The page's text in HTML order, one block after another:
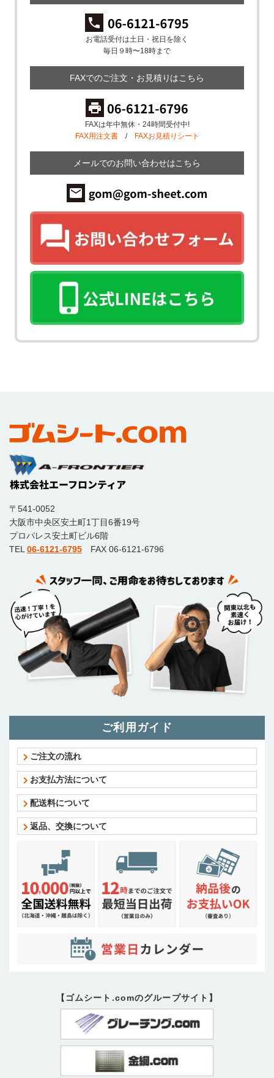
お電話受付は土日・祝日を除く
毎日９時〜18時まで
FAXでのご注文・お見積りはこちら
FAXは年中無休・24時間受付中!
FAX用注文書/ FAXお見積りシート
メールでのお問い合わせはこちら
〒541-0052
大阪市中央区安土町1丁目6番19号
プロパレス安土町ビル6階
TEL 06-6121-6795 FAX 06-6121-6796
ご利用ガイド
ご注文の流れ
お支払方法について
配送料について
返品、交換について
【ゴムシート.comのグループサイト】